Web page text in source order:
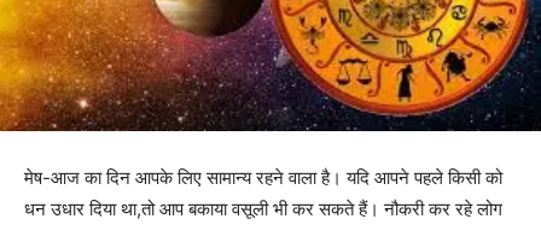
मेष-आज का दिन आपके लिए सामान्य रहने वाला है। यदि आपने पहले किसी को
धन उधार दिया था,तो आप बकाया वसूली भी कर सकते हैं। नौकरी कर रहे लोग